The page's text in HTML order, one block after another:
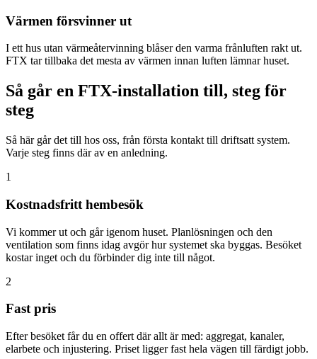
Värmen försvinner ut
I ett hus utan värmeåtervinning blåser den varma frånluften rakt ut.
FTX tar tillbaka det mesta av värmen innan luften lämnar huset.
Så går en FTX-installation till, steg för
steg
Så här går det till hos oss, från första kontakt till driftsatt system.
Varje steg finns där av en anledning.
1
Kostnadsfritt hembesök
Vi kommer ut och går igenom huset. Planlösningen och den
ventilation som finns idag avgör hur systemet ska byggas. Besöket
kostar inget och du förbinder dig inte till något.
2
Fast pris
Efter besöket får du en offert där allt är med: aggregat, kanaler,
elarbete och injustering. Priset ligger fast hela vägen till färdigt jobb.